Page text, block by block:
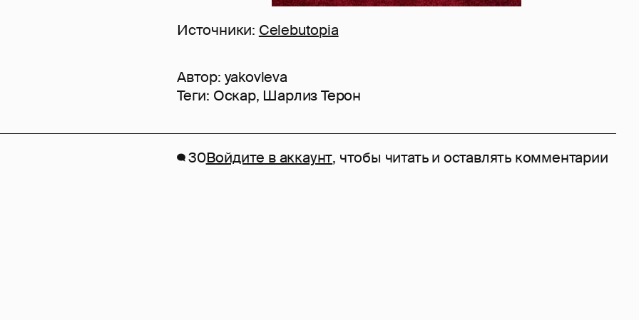
Источники: Celebutopia
Автор: yakovleva
Теги: Оскар, Шарлиз Терон
30Войдите в аккаунт, чтобы читать и оставлять комментарии